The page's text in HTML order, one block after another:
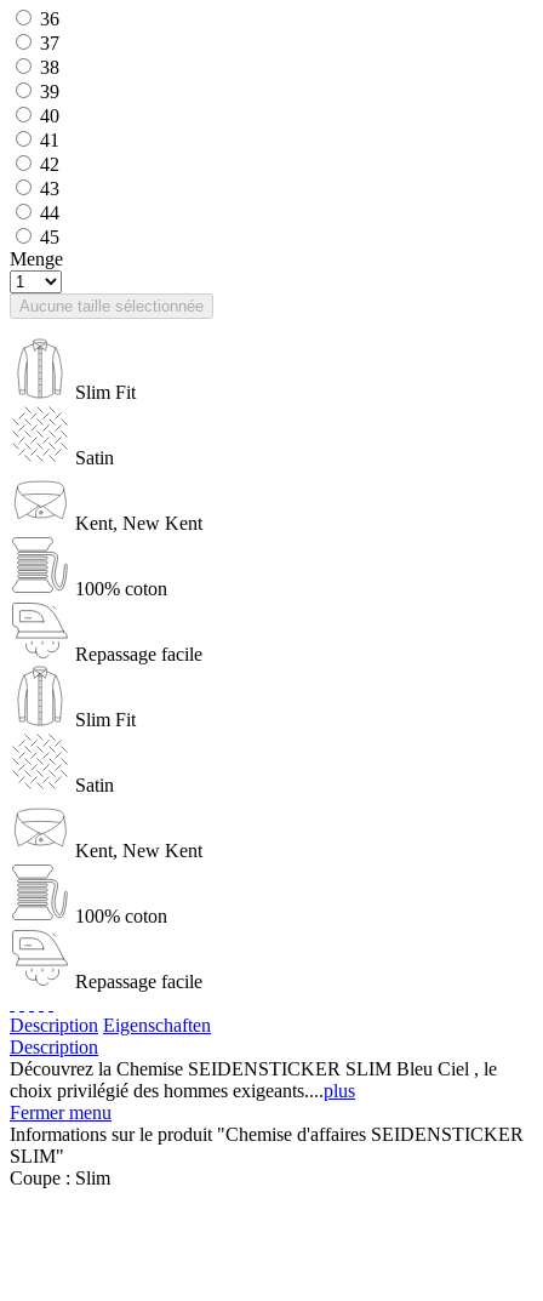
36
37
38
39
40
41
42
43
44
45
Menge
Aucune taille sélectionnée
Slim Fit
Satin
Kent, New Kent
100% coton
Repassage facile
Slim Fit
Satin
Kent, New Kent
100% coton
Repassage facile
Description Eigenschaften
Description
Découvrez la Chemise SEIDENSTICKER SLIM Bleu Ciel , le
choix privilégié des hommes exigeants....plus
Fermer menu
Informations sur le produit "Chemise d'affaires SEIDENSTICKER
SLIM"
Coupe : Slim